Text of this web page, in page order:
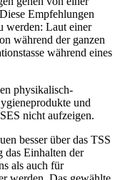
Empfehlungen
werden: Laut einer
während der ganzen
während eines
physikalisch-
und
nicht aufzeigen.
besser über das TSS
Einhalten der
als auch für